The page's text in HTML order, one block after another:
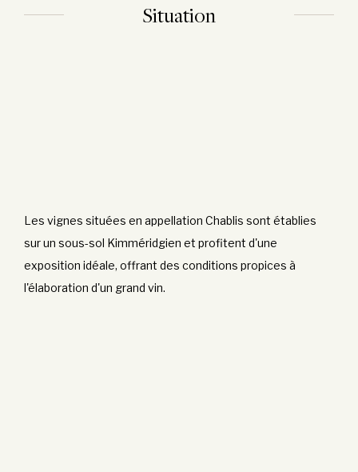
Situation
Les vignes situées en appellation Chablis sont établies
sur un sous-sol Kimméridgien et profitent d'une
exposition idéale, offrant des conditions propices à
l'élaboration d'un grand vin.